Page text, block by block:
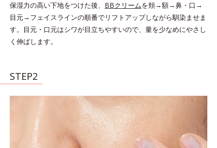
保湿力の高い下地をつけた後、 BBクリームを頬→額→鼻・口→
目元→フェイスラインの順番でリフトアップしながら馴染ませま
す。目元・口元はシワが目立ちやすいので、量を少なめにやさし
く伸ばします。
STEP2